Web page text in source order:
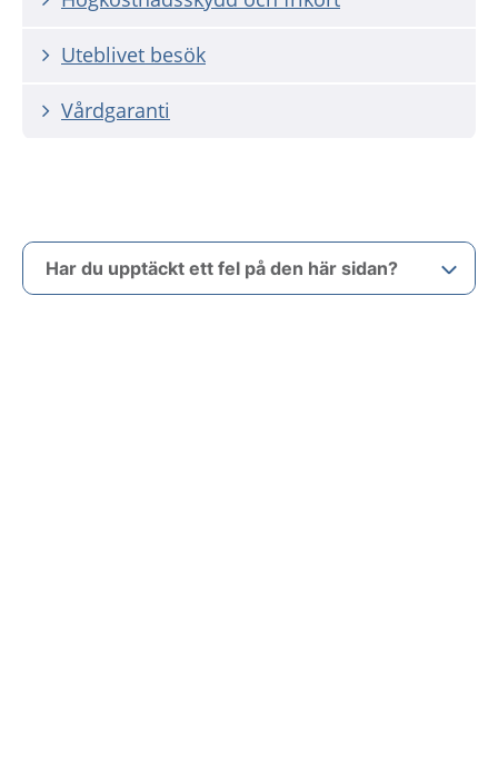
Uteblivet besök
Vårdgaranti
Har du upptäckt ett fel på den här sidan?